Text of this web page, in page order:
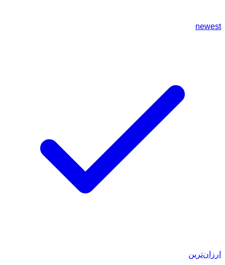
newest
ارزان‌ترین